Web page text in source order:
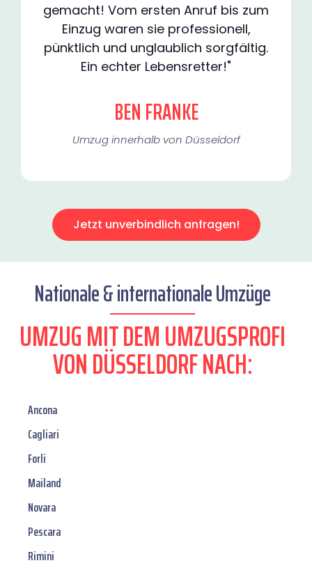
gemacht! Vom ersten Anruf bis zum
Einzug waren sie professionell,
pünktlich und unglaublich sorgfältig.
Ein echter Lebensretter!"
BEN FRANKE
Umzug innerhalb von Düsseldorf​
Jetzt unverbindlich anfragen!
Nationale & internationale Umzüge
UMZUG MIT DEM UMZUGSPROFI
VON DÜSSELDORF NACH:
Ancona
Cagliari
Forli
Mailand
Novara
Pescara
Rimini